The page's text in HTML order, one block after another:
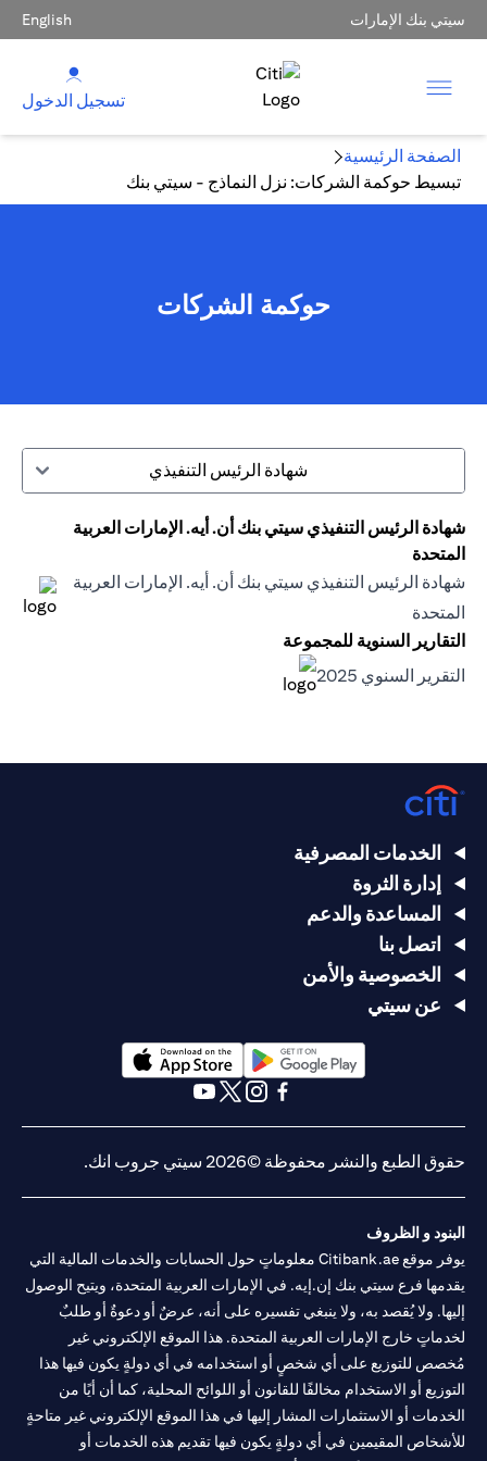
سيتي بنك الإمارات English
تسجيل الدخول
الصفحة الرئيسية
تبسيط حوكمة الشركات: نزل النماذج - سيتي بنك
حوكمة الشركات
شهادة الرئيس التنفيذي
شهادة الرئيس التنفيذي سيتي بنك أن. أيه. الإمارات العربية
المتحدة
شهادة الرئيس التنفيذي سيتي بنك أن. أيه. الإمارات العربية
المتحدة
التقارير السنوية للمجموعة
التقرير السنوي 2025
(opens in a new tab)
الخدمات المصرفية
إدارة الثروة
المساعدة والدعم
اتصل بنا
الخصوصية والأمن
عن سيتي
(opens in a new tab)
حقوق الطبع والنشر محفوظة ©2026 سيتي جروب انك.
البنود و الظروف
يوفر موقع Citibank.ae معلوماتٍ حول الحسابات والخدمات المالية التي
يقدمها فرع سيتي بنك إن.إيه. في الإمارات العربية المتحدة، ويتيح الوصول
إليها. ولا يُقصد به، ولا ينبغي تفسيره على أنه، عرضٌ أو دعوةٌ أو طلبٌ
لخدماتٍ خارج الإمارات العربية المتحدة. هذا الموقع الإلكتروني غير
مُخصص للتوزيع على أي شخصٍ أو استخدامه في أي دولةٍ يكون فيها هذا
التوزيع أو الاستخدام مخالفًا للقانون أو اللوائح المحلية، كما أن أيًا من
الخدمات أو الاستثمارات المشار إليها في هذا الموقع الإلكتروني غير متاحةٍ
للأشخاص المقيمين في أي دولةٍ يكون فيها تقديم هذه الخدمات أو